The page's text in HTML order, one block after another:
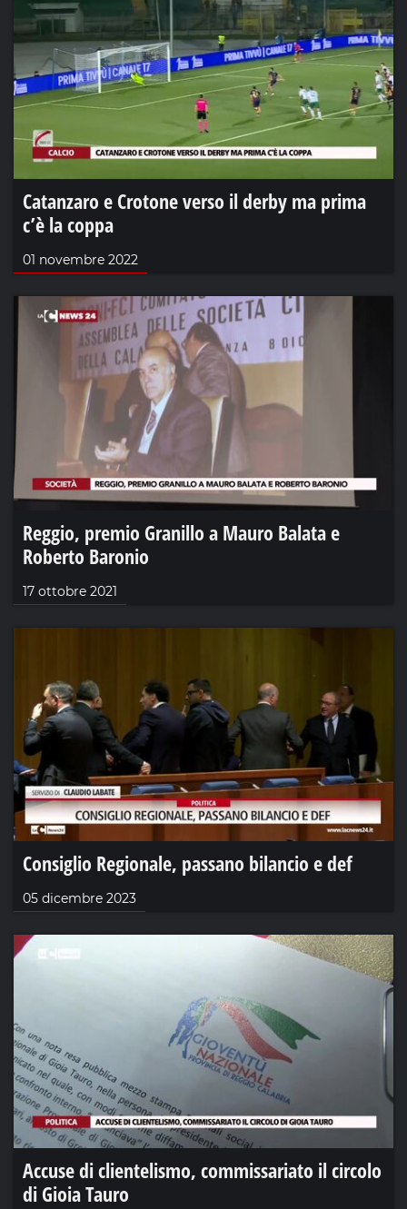
Catanzaro e Crotone verso il derby ma prima
c’è la coppa
01 novembre 2022
Reggio, premio Granillo a Mauro Balata e
Roberto Baronio
17 ottobre 2021
Consiglio Regionale, passano bilancio e def
05 dicembre 2023
Accuse di clientelismo, commissariato il circolo
di Gioia Tauro